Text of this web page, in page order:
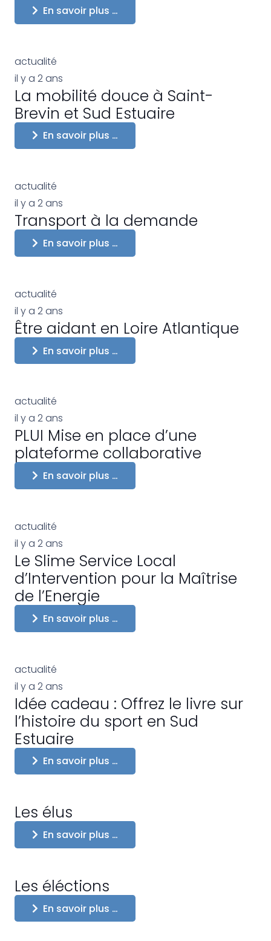
En savoir plus …
actualité
il y a 2 ans
La mobilité douce à Saint-
Brevin et Sud Estuaire
En savoir plus …
actualité
il y a 2 ans
Transport à la demande
En savoir plus …
actualité
il y a 2 ans
Être aidant en Loire Atlantique
En savoir plus …
actualité
il y a 2 ans
PLUI Mise en place d’une
plateforme collaborative
En savoir plus …
actualité
il y a 2 ans
Le Slime Service Local
d’Intervention pour la Maîtrise
de l’Energie
En savoir plus …
actualité
il y a 2 ans
Idée cadeau : Offrez le livre sur
l’histoire du sport en Sud
Estuaire
En savoir plus …
Les élus
En savoir plus …
Les éléctions
En savoir plus …